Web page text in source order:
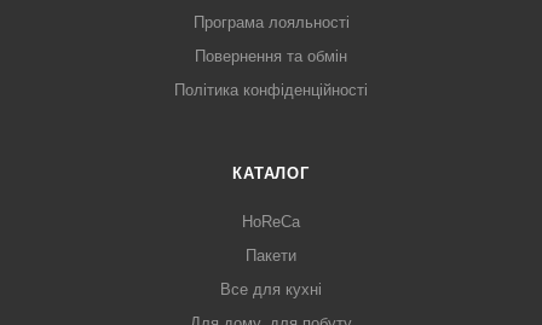
Програма лояльності
Повернення та обмін
Політика конфіденційності
КАТАЛОГ
HoReCa
Пакети
Все для кухні